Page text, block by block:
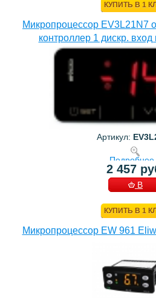
КУПИТЬ В 1
Микропроцессор EV3L21N7
контроллер 1 дискр.
Артикул:
Подробнее
2 457
В
КУПИТЬ В 1
Микропроцессор EW 961